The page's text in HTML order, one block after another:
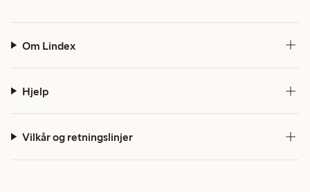
Om Lindex
Hjelp
Vilkår og retningslinjer